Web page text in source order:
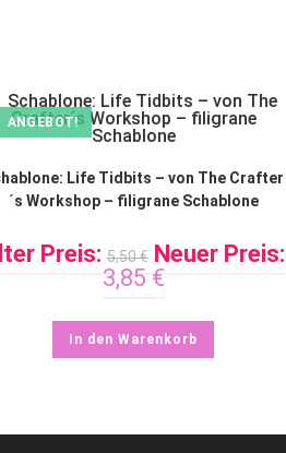
ANGEBOT!
Life Tidbits – von The Crafter
´s Workshop – filigrane Schablone
Preis: 5,50€ Neuer Preis:
3,85 €
In den Warenkorb